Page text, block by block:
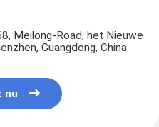
Meilong-Road, het Nieuwe
Guangdong, China
nu